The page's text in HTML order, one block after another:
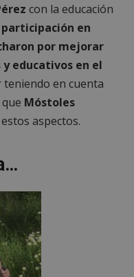
con la educación
en
por mejorar
educativos en el
teniendo en cuenta
Móstoles
aspectos.